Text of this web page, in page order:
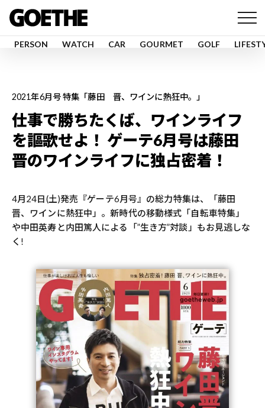
PERSON WATCH CAR GOURMET GOLF
2021年6月号 特集「藤田 晋、ワインに熱狂中。」
仕事で勝ちたくば、ワインライフ
を謳歌せよ！ ゲーテ6月号は藤田
晋のワインライフに独占密着！
4月24日(土)発売『ゲーテ6月号』の総力特集は、「藤田
晋、ワインに熱狂中」。新時代の移動様式「自転車特集」
や中田英寿と内田篤人による「”生き方”対談」もお見逃しな
く!